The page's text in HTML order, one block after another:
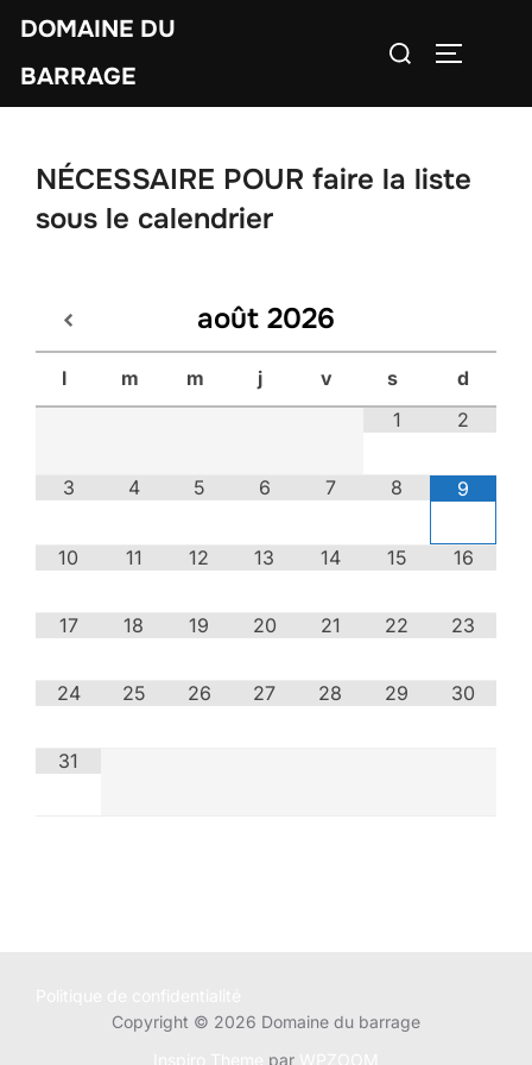
Aller
contenu
DOMAINE DU
BARRAGE
Rechercher :
NÉCESSAIRE POUR faire la liste
sous le calendrier
août 2026
l m m j v s
d
1
2
3 4 5 6 7 8 9
10 11 12 13 14 15 16
17 18 19 20 21 22 23
24 25 26 27 28 29 30
31
Copyright © 2026 Domaine du barrage
par